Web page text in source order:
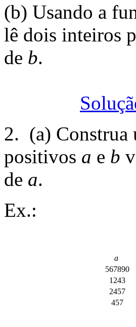
(b) Usando a
lê dois inteiros
de b.
2. (a) Construa
positivos a e b
de a.
Ex.:
a
567890
1243
2457
457